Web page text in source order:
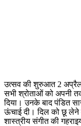
उत्सव की शुरुआत 2 अप्रैल
सभी श्रोताओं को अपनी
दिया। उनके बाद पंडित
ऊंचाई दी। दिल को छू लेने
शास्त्रीय संगीत की